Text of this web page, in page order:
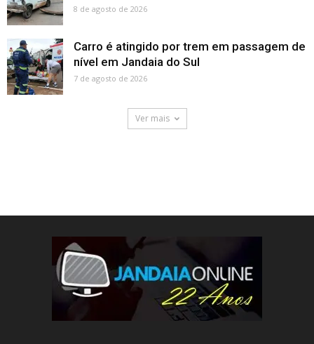
8 de agosto de 2026
Carro é atingido por trem em passagem de
nível em Jandaia do Sul
7 de agosto de 2026
Ver mais